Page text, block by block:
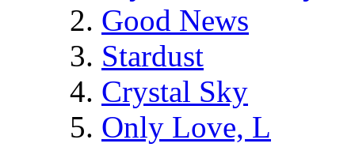
Good News
Stardust
Crystal Sky
Only Love, L